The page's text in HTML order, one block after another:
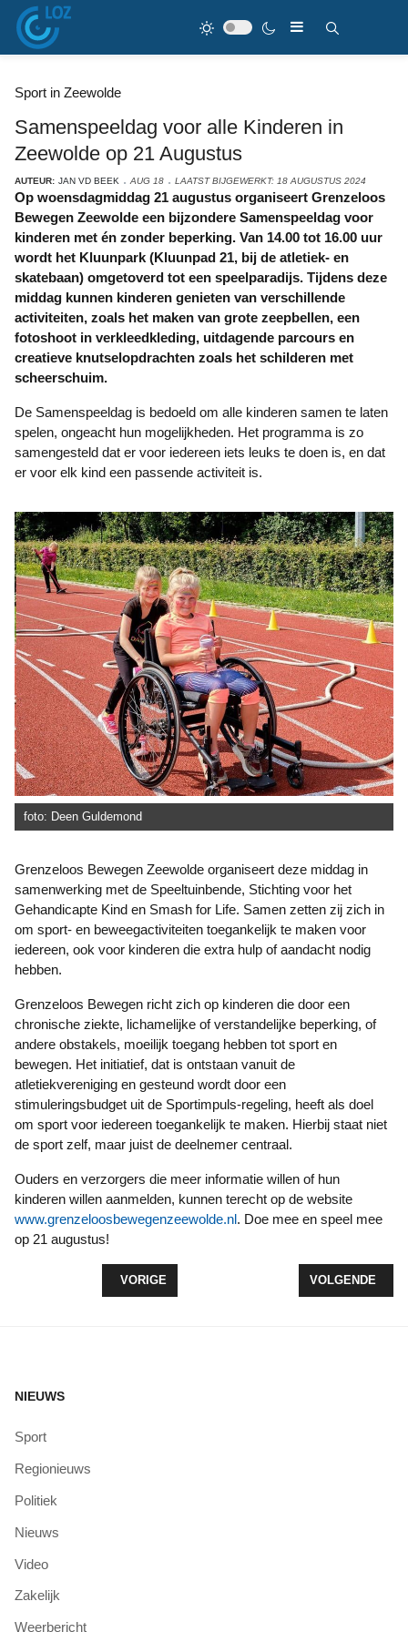
Sport in Zeewolde
Samenspeeldag voor alle Kinderen in
Zeewolde op 21 Augustus
AUTEUR: JAN VD BEEK AUG 18 LAATST BIJGEWERKT: 18 AUGUSTUS 2024
Op woensdagmiddag 21 augustus organiseert Grenzeloos
Bewegen Zeewolde een bijzondere Samenspeeldag voor
kinderen met én zonder beperking. Van 14.00 tot 16.00 uur
wordt het Kluunpark (Kluunpad 21, bij de atletiek- en
skatebaan) omgetoverd tot een speelparadijs. Tijdens deze
middag kunnen kinderen genieten van verschillende
activiteiten, zoals het maken van grote zeepbellen, een
fotoshoot in verkleedkleding, uitdagende parcours en
creatieve knutselopdrachten zoals het schilderen met
scheerschuim.
De Samenspeeldag is bedoeld om alle kinderen samen te laten
spelen, ongeacht hun mogelijkheden. Het programma is zo
samengesteld dat er voor iedereen iets leuks te doen is, en dat
er voor elk kind een passende activiteit is.
foto: Deen Guldemond
Grenzeloos Bewegen Zeewolde organiseert deze middag in
samenwerking met de Speeltuinbende, Stichting voor het
Gehandicapte Kind en Smash for Life. Samen zetten zij zich in
om sport- en beweegactiviteiten toegankelijk te maken voor
iedereen, ook voor kinderen die extra hulp of aandacht nodig
hebben.
Grenzeloos Bewegen richt zich op kinderen die door een
chronische ziekte, lichamelijke of verstandelijke beperking, of
andere obstakels, moeilijk toegang hebben tot sport en
bewegen. Het initiatief, dat is ontstaan vanuit de
atletiekvereniging en gesteund wordt door een
stimuleringsbudget uit de Sportimpuls-regeling, heeft als doel
om sport voor iedereen toegankelijk te maken. Hierbij staat niet
de sport zelf, maar juist de deelnemer centraal.
Ouders en verzorgers die meer informatie willen of hun
kinderen willen aanmelden, kunnen terecht op de website
www.grenzeloosbewegenzeewolde.nl. Doe mee en speel mee
op 21 augustus!
VORIG ARTIKEL: SPORT VISSENDE
VORIGE VOLGENDE
VOLGENDE
NIEUWS
Sport
Regionieuws
Politiek
Nieuws
Video
Zakelijk
Weerbericht